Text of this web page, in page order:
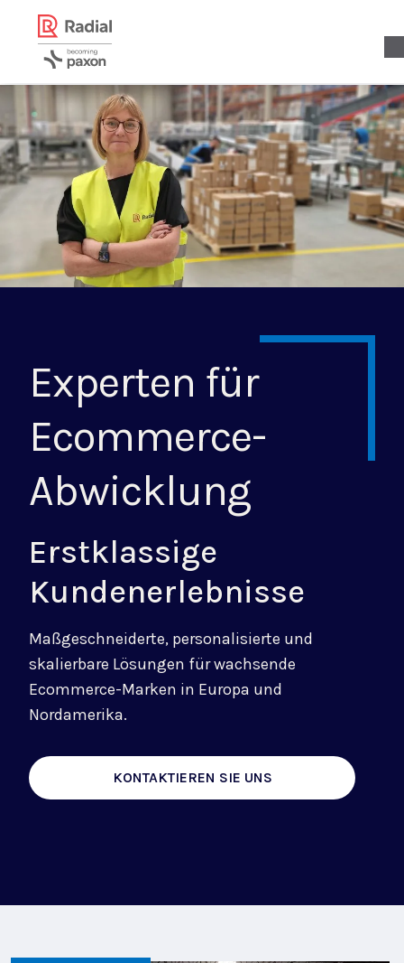
Experten für
Ecommerce-
Abwicklung
Erstklassige
Kundenerlebnisse
Maßgeschneiderte, personalisierte und
skalierbare Lösungen für wachsende
Ecommerce-Marken in Europa und
Nordamerika.
KONTAKTIEREN SIE UNS